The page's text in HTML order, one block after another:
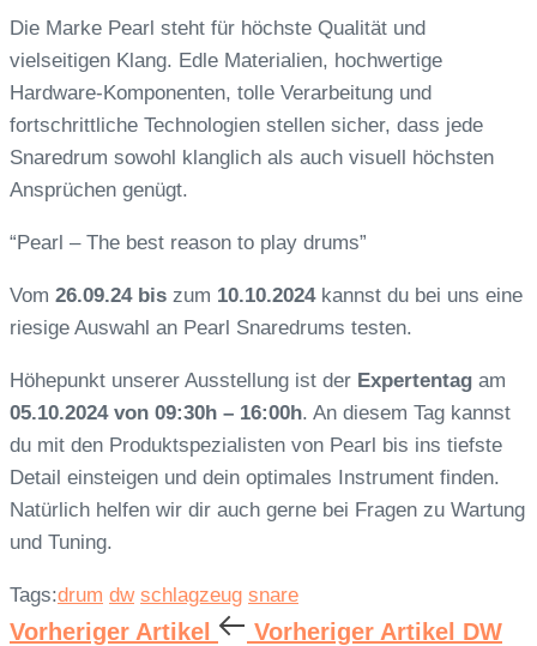
Die Marke Pearl steht für höchste Qualität und
vielseitigen Klang. Edle Materialien, hochwertige
Hardware-Komponenten, tolle Verarbeitung und
fortschrittliche Technologien stellen sicher, dass jede
Snaredrum sowohl klanglich als auch visuell höchsten
Ansprüchen genügt.
“Pearl – The best reason to play drums”
Vom 26.09.24 bis zum 10.10.2024kannst du bei uns eine
riesige Auswahl an Pearl Snaredrums testen.
Höhepunkt unserer Ausstellung ist der Expertentag am
05.10.2024 von 09:30h – 16:00h. An diesem Tag kannst
du mit den Produktspezialisten von Pearl bis ins tiefste
Detail einsteigen und dein optimales Instrument finden.
Natürlich helfen wir dir auch gerne bei Fragen zu Wartung
und Tuning.
Tags:drum dw schlagzeug snare
Vorheriger Artikel Vorheriger Artikel DW